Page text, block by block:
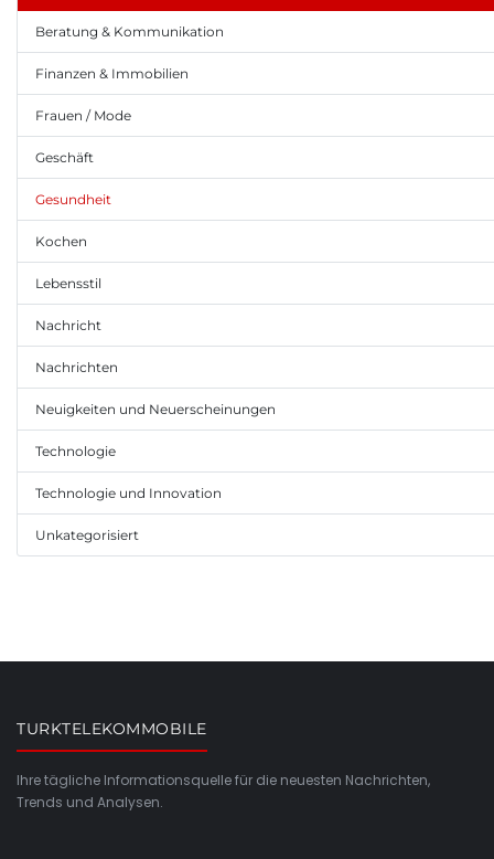
Beratung & Kommunikation
Finanzen & Immobilien
Frauen / Mode
Geschäft
Gesundheit
Kochen
Lebensstil
Nachricht
Nachrichten
Neuigkeiten und Neuerscheinungen
Technologie
Technologie und Innovation
Unkategorisiert
TURKTELEKOMMOBILE
Ihre tägliche Informationsquelle für die neuesten Nachrichten,
Trends und Analysen.